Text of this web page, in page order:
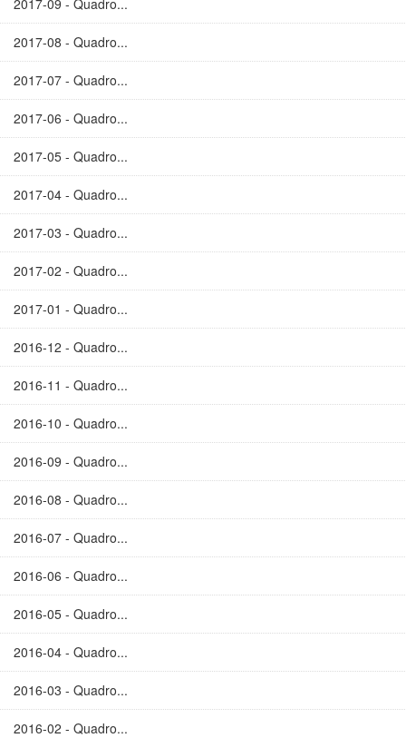
2017-09 - Quadro...
2017-08 - Quadro...
2017-07 - Quadro...
2017-06 - Quadro...
2017-05 - Quadro...
2017-04 - Quadro...
2017-03 - Quadro...
2017-02 - Quadro...
2017-01 - Quadro...
2016-12 - Quadro...
2016-11 - Quadro...
2016-10 - Quadro...
2016-09 - Quadro...
2016-08 - Quadro...
2016-07 - Quadro...
2016-06 - Quadro...
2016-05 - Quadro...
2016-04 - Quadro...
2016-03 - Quadro...
2016-02 - Quadro...